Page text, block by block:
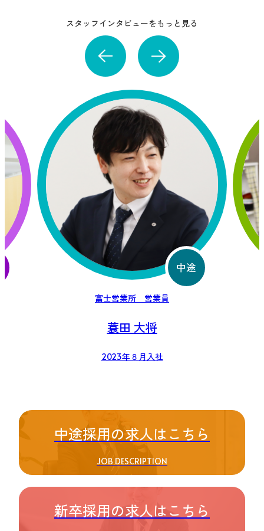
スタッフインタビューをもっと見る
中途
富士営業所 営業員
蓑田 大将
2023年８月入社
中途採用の求人はこちら
JOB DESCRIPTION
新卒採用の求人はこちら